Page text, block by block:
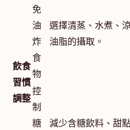
飲食
習慣
調整
免
油
炸
食
物
選擇清蒸、水煮、
油脂的攝取。
控
制
糖
減少含糖飲料、甜